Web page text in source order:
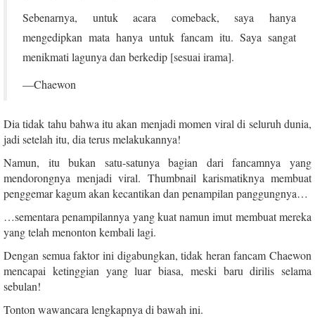
Sebenarnya, untuk acara comeback, saya hanya
mengedipkan mata hanya untuk fancam itu. Saya sangat
menikmati lagunya dan berkedip [sesuai irama].
—Chaewon
Dia tidak tahu bahwa itu akan menjadi momen viral di seluruh dunia,
jadi setelah itu, dia terus melakukannya!
Namun, itu bukan satu-satunya bagian dari fancamnya yang
mendorongnya menjadi viral. Thumbnail karismatiknya membuat
penggemar kagum akan kecantikan dan penampilan panggungnya…
…sementara penampilannya yang kuat namun imut membuat mereka
yang telah menonton kembali lagi.
Dengan semua faktor ini digabungkan, tidak heran fancam Chaewon
mencapai ketinggian yang luar biasa, meski baru dirilis selama
sebulan!
Tonton wawancara lengkapnya di bawah ini.